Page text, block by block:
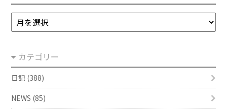
ア
ー
イ
ブ
カテゴリー
日記 (388)
NEWS (85)